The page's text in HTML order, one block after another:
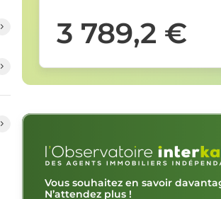
3 789,2 €
Vous souhaitez en savoir
N’attendez plus !